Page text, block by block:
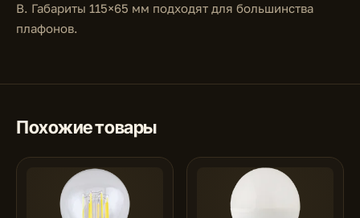
В. Габариты 115×65 мм подходят для большинства
плафонов.
Похожие товары